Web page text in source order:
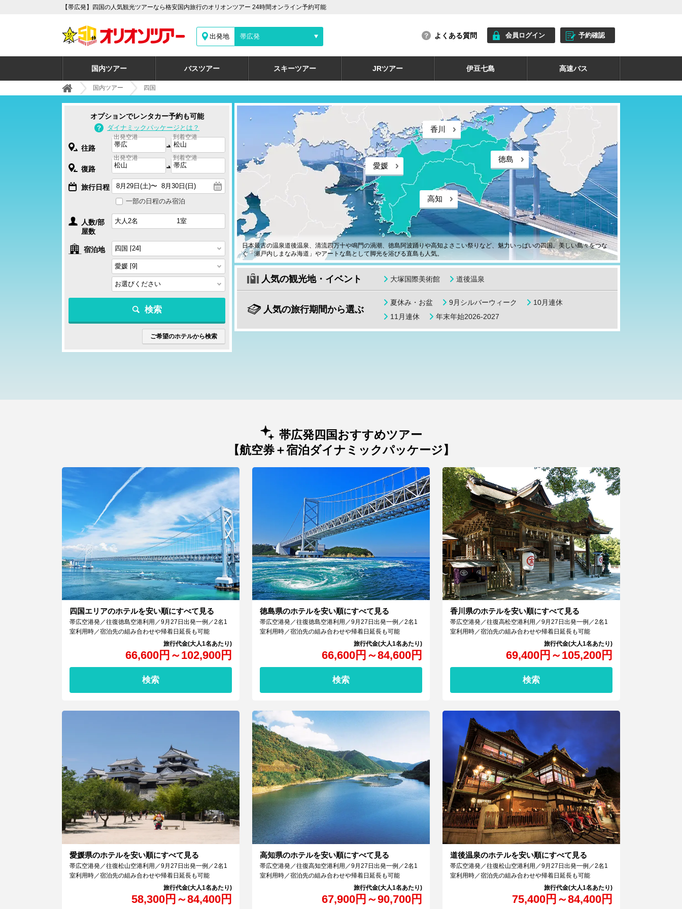
【帯広発】四国の人気観光ツアーなら格安国内旅行のオリオンツアー 24時間オンライン予約可能
出発地 帯広発 よくある質問 会員ログイン 予約確認
国内ツアー バスツアー スキーツアー JRツアー 伊豆七島 高速バス
国内ツアー 四国
徳島
香川
愛媛
高知
日本最古の温泉道後温泉、清流四万十や鳴門の渦潮、徳島阿波踊りや高知よさこい祭りなど、魅力いっぱいの四国。美しい島々をつな
ぐ「瀬戸内しまなみ海道」やアートな島として脚光を浴びる直島も人気。
人気の観光地・イベント 大塚国際美術館 道後温泉
人気の旅行期間から選ぶ
夏休み・お盆 9月シルバーウィーク
10月連休
11月連休
年末年始2026-2027
オプションでレンタカー予約も可能
ダイナミックパッケージとは？
往路
出発空港 到着空港
復路
出発空港 到着空港
旅行日程
一部の日程のみ宿泊
人数/部
屋数
宿泊地
検索
ご希望のホテルから検索
帯広発四国おすすめツアー
【航空券＋宿泊ダイナミックパッケージ】
四国エリアのホテルを安い順にすべて見る
66,600円 ～102,900円
帯広空港発／往復徳島空港利用／9月27日出発一例／2名1
室利用時／宿泊先の組み合わせや帰着日延長も可能
検索
徳島県のホテルを安い順にすべて見る
66,600円 ～84,600円
帯広空港発／往復徳島空港利用／9月27日出発一例／2名1
室利用時／宿泊先の組み合わせや帰着日延長も可能
検索
香川県のホテルを安い順にすべて見る
69,400円 ～105,200円
帯広空港発／往復高松空港利用／9月27日出発一例／2名1
室利用時／宿泊先の組み合わせや帰着日延長も可能
検索
愛媛県のホテルを安い順にすべて見る
58,300円 ～84,400円
帯広空港発／往復松山空港利用／9月27日出発一例／2名1
室利用時／宿泊先の組み合わせや帰着日延長も可能
高知県のホテルを安い順にすべて見る
67,900円 ～90,700円
帯広空港発／往復高知空港利用／9月27日出発一例／2名1
室利用時／宿泊先の組み合わせや帰着日延長も可能
道後温泉のホテルを安い順にすべて見る
75,400円 ～84,400円
帯広空港発／往復松山空港利用／9月27日出発一例／2名1
室利用時／宿泊先の組み合わせや帰着日延長も可能